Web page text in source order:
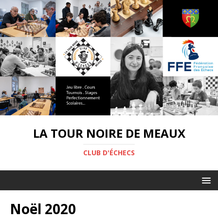
LA TOUR NOIRE DE MEAUX
CLUB D'ÉCHECS
Noël 2020